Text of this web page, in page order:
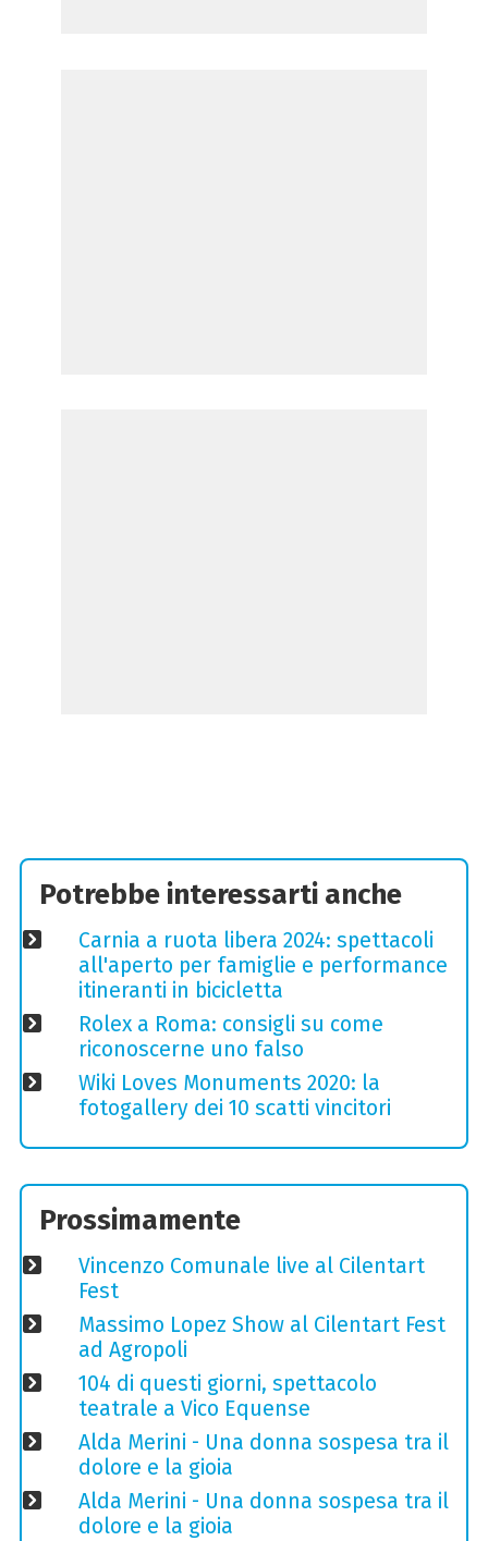
Potrebbe interessarti anche
Carnia a ruota libera 2024: spettacoli
all'aperto per famiglie e performance
itineranti in bicicletta
Rolex a Roma: consigli su come
riconoscerne uno falso
Wiki Loves Monuments 2020: la
fotogallery dei 10 scatti vincitori
Prossimamente
Vincenzo Comunale live al Cilentart
Fest
Massimo Lopez Show al Cilentart Fest
ad Agropoli
104 di questi giorni, spettacolo
teatrale a Vico Equense
Alda Merini - Una donna sospesa tra il
dolore e la gioia
Alda Merini - Una donna sospesa tra il
dolore e la gioia